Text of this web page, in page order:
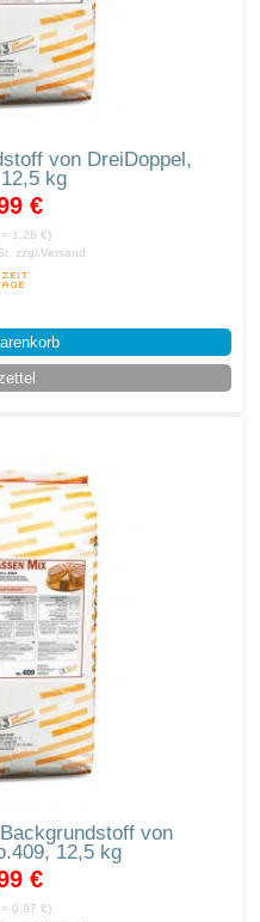
von DreiDoppel,
kg
€
1,28 €)
zzgl.Versand
von
12,5 kg
€
0,97 €)